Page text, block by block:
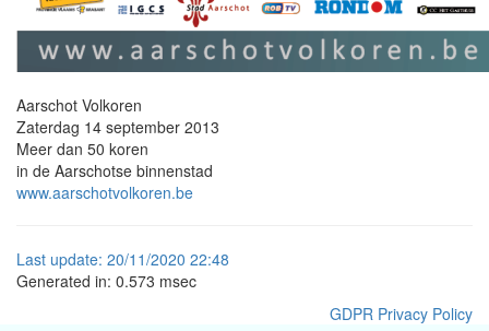
Aarschot Volkoren
Zaterdag 14 september 2013
Meer dan 50 koren
in de Aarschotse binnenstad
www.aarschotvolkoren.be
Last update: 20/11/2020 22:48
Generated in: 0.573 msec
GDPR Privacy Policy